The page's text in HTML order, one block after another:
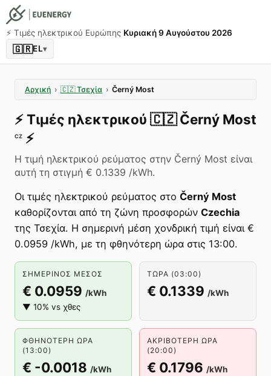
⚡️ Τιμές ηλεκτρικού Ευρώπης Κυριακή 9 Αυγούστου 2026
🇬🇷EL▾
Αρχική › 🇨🇿 Τσεχία › Černý Most
⚡️Τιμές ηλεκτρικού 🇨🇿 Černý Most
CZ ⚡️
Η τιμή ηλεκτρικού ρεύματος στην Černý Most είναι
αυτή τη στιγμή € 0.1339 /kWh.
Οι τιμές ηλεκτρικού ρεύματος στο Černý Most
καθορίζονται από τη ζώνη προσφορών Czechia
της Τσεχία. Η σημερινή μέση χονδρική τιμή είναι €
0.0959 /kWh, με τη φθηνότερη ώρα στις 13:00.
ΣΗΜΕΡΙΝΌΣ ΜΈΣΟΣ
€ 0.0959 /kWh
▼ 10% vs χθες
ΤΏΡΑ (03:00)
€ 0.1339 /kWh
ΦΘΗΝΌΤΕΡΗ ΏΡΑ
(13:00)
€ -0.0018 /kWh
ΑΚΡΙΒΌΤΕΡΗ ΏΡΑ
(20:00)
€ 0.1796 /kWh